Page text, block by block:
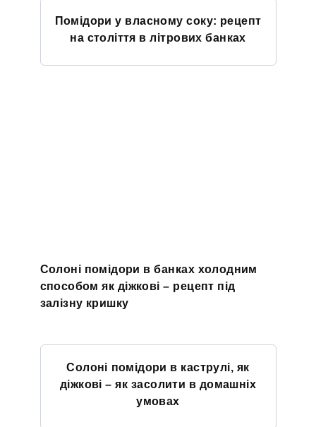
Помідори у власному соку: рецепт
на століття в літрових банках
Солоні помідори в банках холодним
способом як діжкові – рецепт під
залізну кришку
Солоні помідори в каструлі, як
діжкові – як засолити в домашніх
умовах